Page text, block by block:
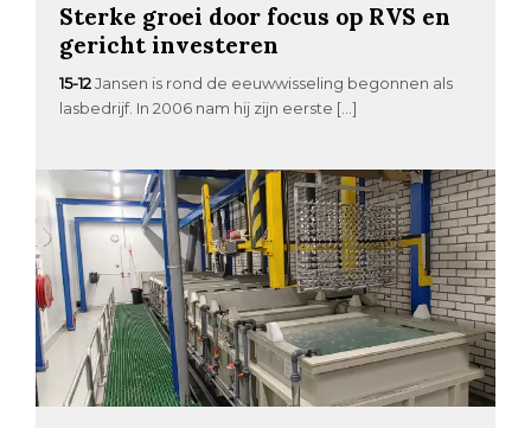
Sterke groei door focus op RVS en
gericht investeren
15-12 Jansen is rond de eeuwwisseling begonnen als
lasbedrijf. In 2006 nam hij zijn eerste […]